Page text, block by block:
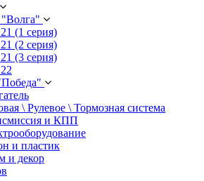
(1 серия)
(2 серия)
(3 серия)
\ Рулевое \ Тормозная система
и КПП
и пластик
и декор